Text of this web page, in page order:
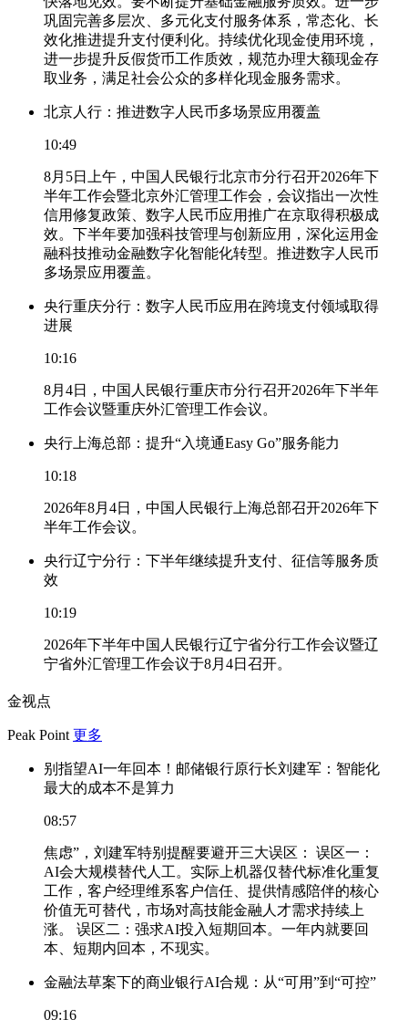
巩固完善多层次、多元化支付服务体系，常态化、长
效化推进提升支付便利化。持续优化现金使用环境，
进一步提升反假货币工作质效，规范办理大额现金存
取业务，满足社会公众的多样化现金服务需求。
北京人行：推进数字人民币多场景应用覆盖
10:49
8月5日上午，中国人民银行北京市分行召开2026年下
半年工作会暨北京外汇管理工作会，会议指出一次性
信用修复政策、数字人民币应用推广在京取得积极成
效。下半年要加强科技管理与创新应用，深化运用金
融科技推动金融数字化智能化转型。推进数字人民币
多场景应用覆盖。
央行重庆分行：数字人民币应用在跨境支付领域取得
进展
10:16
8月4日，中国人民银行重庆市分行召开2026年下半年
工作会议暨重庆外汇管理工作会议。
央行上海总部：提升“入境通Easy Go”服务能力
10:18
2026年8月4日，中国人民银行上海总部召开2026年下
半年工作会议。
央行辽宁分行：下半年继续提升支付、征信等服务质
效
10:19
2026年下半年中国人民银行辽宁省分行工作会议暨辽
宁省外汇管理工作会议于8月4日召开。
金视点
Peak Point 更多
别指望AI一年回本！邮储银行原行长刘建军：智能化
最大的成本不是算力
08:57
焦虑”，刘建军特别提醒要避开三大误区： 误区一：
AI会大规模替代人工。实际上机器仅替代标准化重复
工作，客户经理维系客户信任、提供情感陪伴的核心
价值无可替代，市场对高技能金融人才需求持续上
涨。 误区二：强求AI投入短期回本。一年内就要回
本、短期内回本，不现实。
金融法草案下的商业银行AI合规：从“可用”到“可控”
09:16